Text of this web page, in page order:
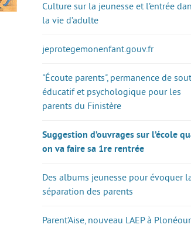
Culture sur la jeunesse et l’entrée
la vie d’adulte
jeprotegemonenfant.gouv.fr
"Écoute parents", permanence de
éducatif et psychologique pour les
parents du Finistère
Suggestion d’ouvrages sur l’école
on va faire sa 1re rentrée
Des albums jeunesse pour évoquer
séparation des parents
Parent’Aise, nouveau LAEP à